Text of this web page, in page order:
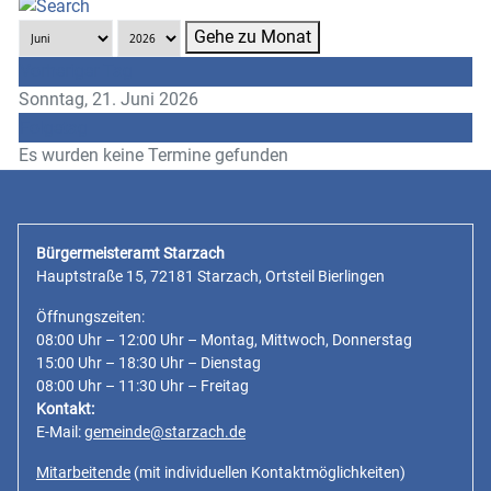
Gehe zu Monat
Sonntag, 21. Juni 2026
Es wurden keine Termine gefunden
Bürgermeisteramt Starzach
Hauptstraße 15, 72181 Starzach, Ortsteil Bierlingen
Öffnungszeiten:
08:00 Uhr – 12:00 Uhr – Montag, Mittwoch, Donnerstag
15:00 Uhr – 18:30 Uhr – Dienstag
08:00 Uhr – 11:30 Uhr – Freitag
Kontakt:
E-Mail:gemeinde@starzach.de
Mitarbeitende (mit individuellen Kontaktmöglichkeiten)